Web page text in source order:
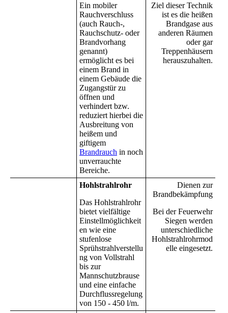
Ein mobiler
Rauchverschluss
(auch Rauch-,
Rauchschutz- oder
Brandvorhang
genannt)
ermöglicht es bei
einem Brand in
einem Gebäude die
Zugangstür zu
öffnen und
verhindert bzw.
reduziert hierbei die
Ausbreitung von
heißem und
giftigem
Brandrauch in noch
unverrauchte
Bereiche.
Ziel dieser Technik
ist es die heißen
Brandgase aus
anderen Räumen
oder gar
Treppenhäusern
herauszuhalten.
Hohlstrahlrohr
Das Hohlstrahlrohr
bietet vielfältige
Einstellmöglichkeit
en wie eine
stufenlose
Sprühstrahlverstellu
ng von Vollstrahl
bis zur
Mannschutzbrause
und eine einfache
Durchflussregelung
von 150 - 450 l/m.
Dienen zur
Brandbekämpfung
Bei der Feuerwehr
Siegen werden
unterschiedliche
Hohlstrahlrohrmod
elle eingesetzt.